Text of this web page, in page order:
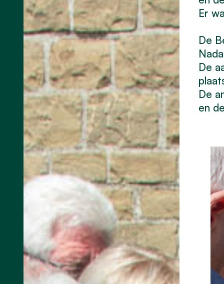
Er
De
De
De
en